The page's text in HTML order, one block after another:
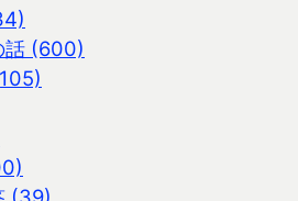
話 (600)